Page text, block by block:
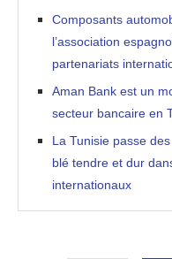
Composants
l’association
partenariats
Aman Bank est un
secteur bancaire en
La Tunisie passe
blé tendre et dur
internationaux